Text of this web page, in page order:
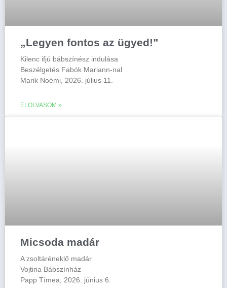
„Legyen fontos az ügyed!”
Kilenc ifjú bábszínész indulása
Beszélgetés Fabók Mariann-nal
Marik Noémi, 2026. július 11.
ELOLVASOM »
Micsoda madár
A zsoltáréneklő madár
Vojtina Bábszínház
Papp Tímea, 2026. június 6.